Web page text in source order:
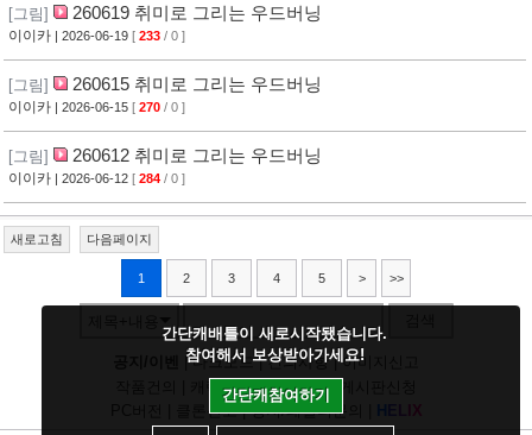
[그림] 260619 취미로 그리는 우드버닝
이이카 | 2026-06-19 [ 233 / 0 ]
[그림] 260615 취미로 그리는 우드버닝
이이카 | 2026-06-15 [ 270 / 0 ]
[그림] 260612 취미로 그리는 우드버닝
이이카 | 2026-06-12 [ 284 / 0 ]
새로고침 다음페이지
1 2 3 4 5 > >>
|다크모드|건의사항|이미지신고
캐릭건의|기타디비|
클론신고|정지/패널티문의 H I X
간단캐배틀이 새로시작됐습니다.
참여해서 보상받아가세요!
간단캐참여하기